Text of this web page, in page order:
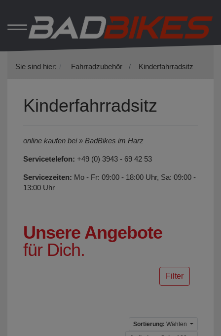
Sie sind hier: Fahrradzubehör Kinderfahrradsitz
Kinderfahrradsitz
online kaufen bei » BadBikes im Harz
Servicetelefon: +49 (0) 3943 - 69 42 53
Servicezeiten: Mo - Fr: 09:00 - 18:00 Uhr, Sa: 09:00 -
13:00 Uhr
Unsere Angebote
für Dich.
Filter
Sortierung: Wählen